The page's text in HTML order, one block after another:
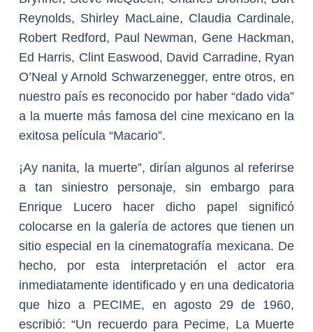
Reynolds, Shirley MacLaine, Claudia Cardinale,
Robert Redford, Paul Newman, Gene Hackman,
Ed Harris, Clint Easwood, David Carradine, Ryan
O’Neal y Arnold Schwarzenegger, entre otros, en
nuestro país es reconocido por haber “dado vida”
a la muerte más famosa del cine mexicano en la
exitosa película “Macario”.
¡Ay nanita, la muerte”, dirían algunos al referirse
a tan siniestro personaje, sin embargo para
Enrique Lucero hacer dicho papel significó
colocarse en la galería de actores que tienen un
sitio especial en la cinematografía mexicana. De
hecho, por esta interpretación el actor era
inmediatamente identificado y en una dedicatoria
que hizo a PECIME, en agosto 29 de 1960,
escribió: “Un recuerdo para Pecime, La Muerte